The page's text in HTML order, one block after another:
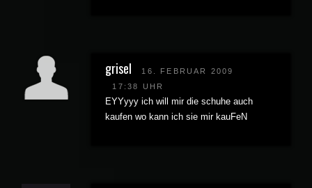
grisel
16. FEBRUAR 2009
17:38 UHR
EYYyyy ich will mir die schuhe auch
kaufen wo kann ich sie mir kauFeN